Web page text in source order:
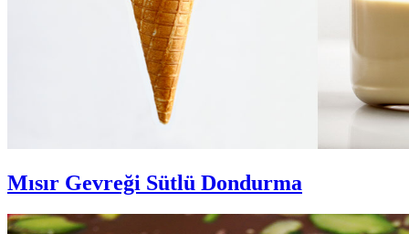
Mısır Gevreği Sütlü Dondurma